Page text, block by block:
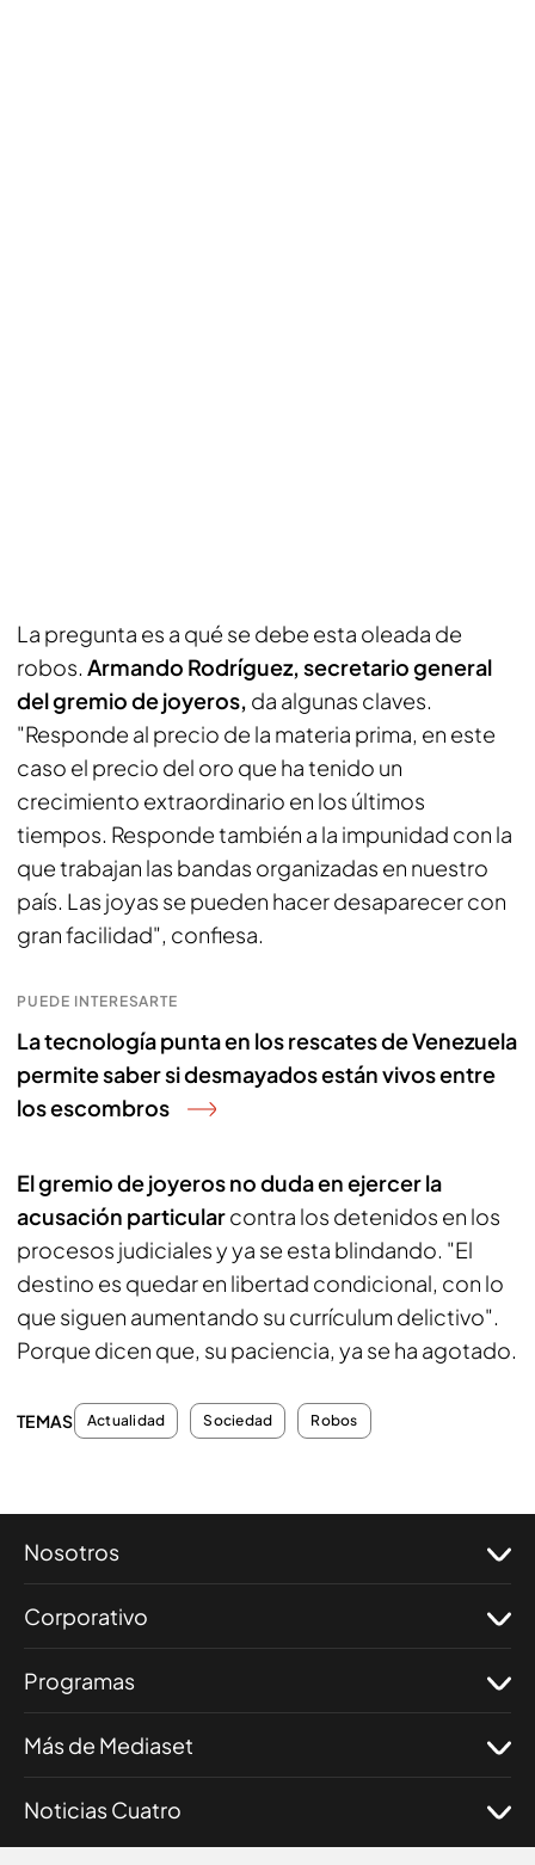
La pregunta es a qué se debe esta oleada de
robos. Armando Rodríguez, secretario general
del gremio de joyeros, da algunas claves.
"Responde al precio de la materia prima, en este
caso el precio del oro que ha tenido un
crecimiento extraordinario en los últimos
tiempos. Responde también a la impunidad con la
que trabajan las bandas organizadas en nuestro
país. Las joyas se pueden hacer desaparecer con
gran facilidad", confiesa.
PUEDE INTERESARTE
La tecnología punta en los rescates de Venezuela
permite saber si desmayados están vivos entre
los escombros
El gremio de joyeros no duda en ejercer la
acusación particularcontra los detenidos en los
procesos judiciales y ya se esta blindando. "El
destino es quedar en libertad condicional, con lo
que siguen aumentando su currículum delictivo".
Porque dicen que, su paciencia, ya se ha agotado.
TEMAS Actualidad Sociedad Robos
Nosotros
Corporativo
Programas
Más de Mediaset
Noticias Cuatro